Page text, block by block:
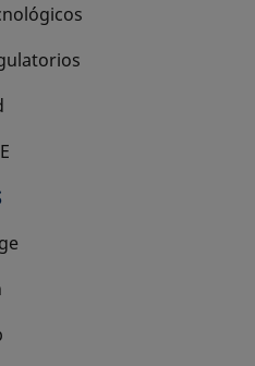
pestaña nueva
pestaña nueva
pestaña nueva